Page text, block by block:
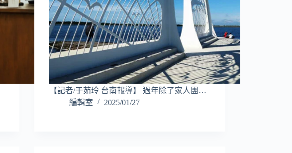
【記者/于茹玲 台南報導】 過年除了家人團…
編輯室
2025/01/27